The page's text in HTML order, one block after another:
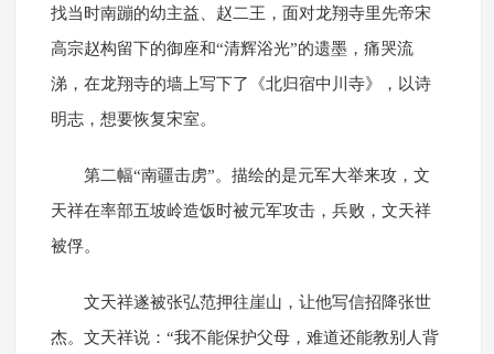
找当时南蹦的幼主益、赵二王，面对龙翔寺里先帝宋
高宗赵构留下的御座和“清辉浴光”的遗墨，痛哭流
涕，在龙翔寺的墙上写下了《北归宿中川寺》，以诗
明志，想要恢复宋室。
第二幅“南疆击虏”。描绘的是元军大举来攻，文
天祥在率部五坡岭造饭时被元军攻击，兵败，文天祥
被俘。
文天祥遂被张弘范押往崖山，让他写信招降张世
杰。文天祥说：“我不能保护父母，难道还能教别人背